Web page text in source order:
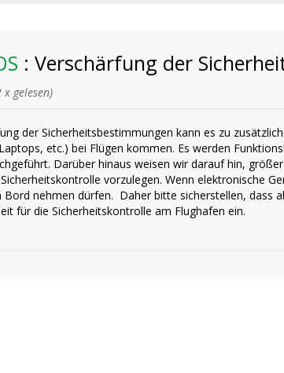
: Verschärfung der
x gelesen)
der Sicherheitsbestimmungen kann es zu
etc.) bei Flügen kommen. Es werden
Darüber hinaus weisen wir darauf hin,
vorzulegen. Wenn elektronische
nehmen dürfen. Daher bitte sicherstellen, dass
für die Sicherheitskontrolle am Flughafen ein.